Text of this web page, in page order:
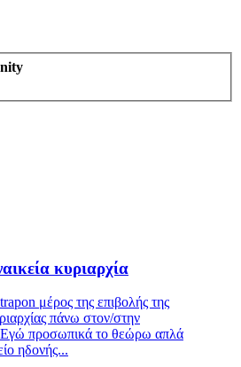
κυριαρχία
μέρος της επιβολής της
πάνω στον/στην
προσωπικά το θεώρω απλά
ηδονής...